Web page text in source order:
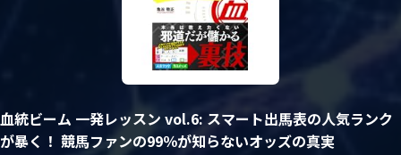
血統ビーム 一発レッスン vol.6: スマート出馬表の人気ランク
が暴く！ 競馬ファンの99％が知らないオッズの真実